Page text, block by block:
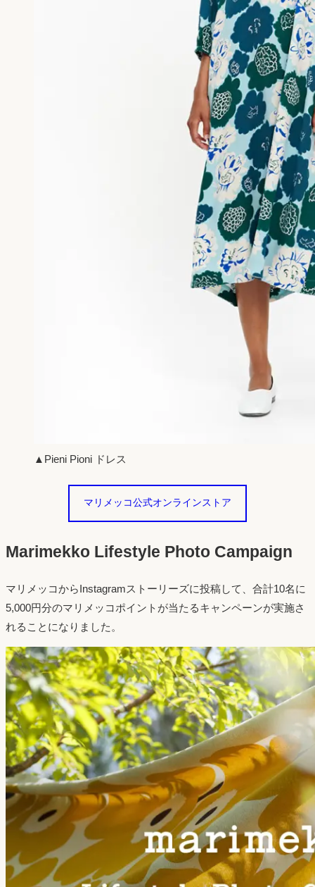
▲Pieni Pioni ドレス
マリメッコ公式オンラインストア
Marimekko Lifestyle Photo Campaign
マリメッコからInstagramストーリーズに投稿して、合計10名に
5,000円分のマリメッコポイントが当たるキャンペーンが実施さ
れることになりました。